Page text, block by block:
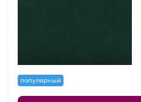
популярный